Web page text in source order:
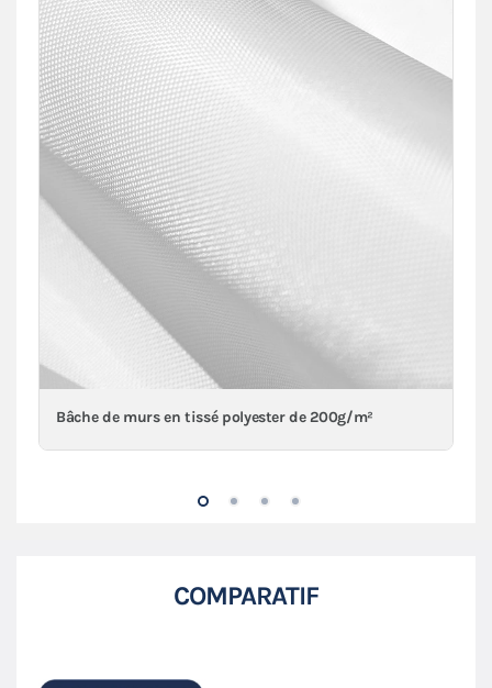
Bâche de murs en tissé polyester de 200g/m²
COMPARATIF